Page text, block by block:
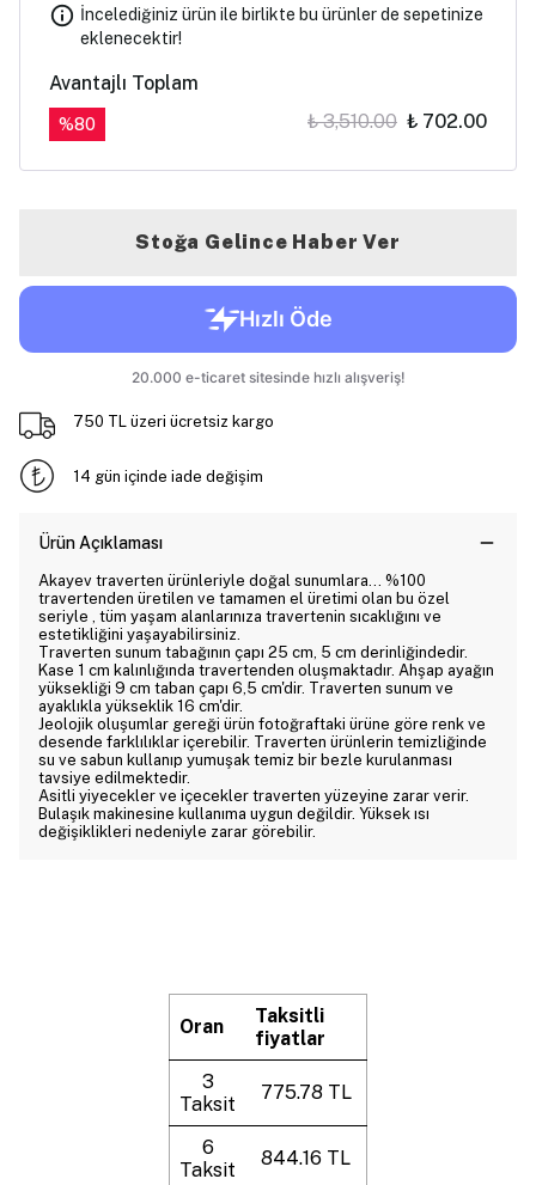
İncelediğiniz ürün ile birlikte bu ürünler de sepetinize
eklenecektir!
Avantajlı Toplam
%80 ₺ 3,510.00 ₺ 702.00
Stoğa Gelince Haber Ver
750 TL üzeri ücretsiz kargo
14 gün içinde iade değişim
Ürün Açıklaması
Akayev traverten ürünleriyle doğal sunumlara... %100
travertenden üretilen ve tamamen el üretimi olan bu özel
seriyle , tüm yaşam alanlarınıza travertenin sıcaklığını ve
estetikliğini yaşayabilirsiniz.
Traverten sunum tabağının çapı 25 cm, 5 cm derinliğindedir.
Kase 1 cm kalınlığında travertenden oluşmaktadır. Ahşap ayağın
yüksekliği 9 cm taban çapı 6,5 cm'dir. Traverten sunum ve
ayaklıkla yükseklik 16 cm'dir.
Jeolojik oluşumlar gereği ürün fotoğraftaki ürüne göre renk ve
desende farklılıklar içerebilir. Traverten ürünlerin temizliğinde
su ve sabun kullanıp yumuşak temiz bir bezle kurulanması
tavsiye edilmektedir.
Asitli yiyecekler ve içecekler traverten yüzeyine zarar verir.
Bulaşık makinesine kullanıma uygun değildir. Yüksek ısı
değişiklikleri nedeniyle zarar görebilir.
Oran
Taksitli
fiyatlar
3
Taksit
775.78 TL
6
Taksit
844.16 TL